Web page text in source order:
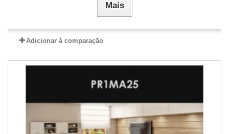
Mais
Adicionar à comparação